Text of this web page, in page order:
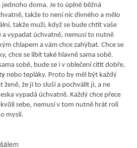
jednoho doma. Je to úplně běžná
takže to není nic divného a mělo
takže muži, když se bude chtít vaše
a vypadat úchvatně, nemusí to nutně
chlapem a vám chce zahýbat. Chce se
chce se líbit také hlavně sama sobě.
sobě, bude se i v oblečení cítit dobře,
nebo tepláky. Proto by měl být každý
ženě, že jí to sluší a pochválit ji, a ne
vypadá úchvatně. Každý chce přece
sebe, nemusí v tom nutně hrát roli
myslí.